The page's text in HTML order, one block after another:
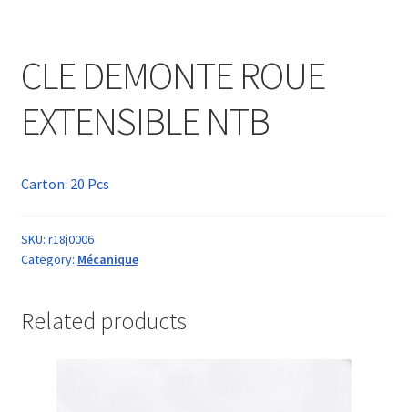
CLE DEMONTE ROUE
EXTENSIBLE NTB
Carton: 20 Pcs
SKU: r18j0006
Category: Mécanique
Related products